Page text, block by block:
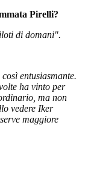
Pirelli?
di domani".
entusiasmante.
ha vinto per
ma non
vedere Iker
maggiore